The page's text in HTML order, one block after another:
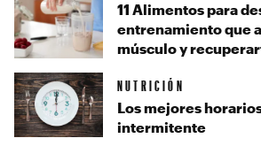
11 Alimentos para
entrenamiento que
músculo y
NUTRICIÓN
Los mejores
intermitente